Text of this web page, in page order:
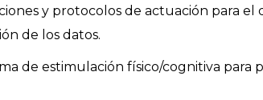
y protocolos de actuación para el
de los datos.
de estimulación físico/cognitiva para